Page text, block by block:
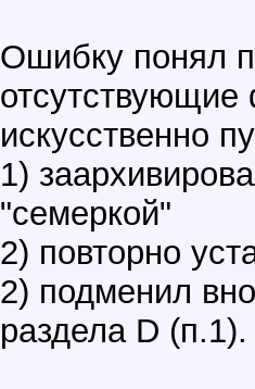
Ошибку понял
искусственно
1)
"семеркой"
2) повторно
2) подменил
раздела D (п.1).